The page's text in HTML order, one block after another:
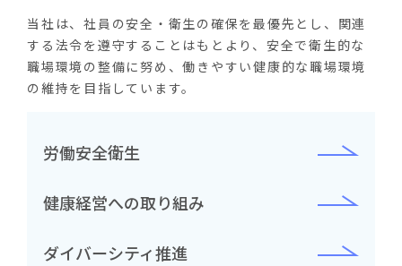
当社は、社員の安全・衛生の確保を最優先とし、関連
する法令を遵守することはもとより、安全で衛生的な
職場環境の整備に努め、働きやすい健康的な職場環境
の維持を目指しています。
労働安全衛生
健康経営への取り組み
ダイバーシティ推進